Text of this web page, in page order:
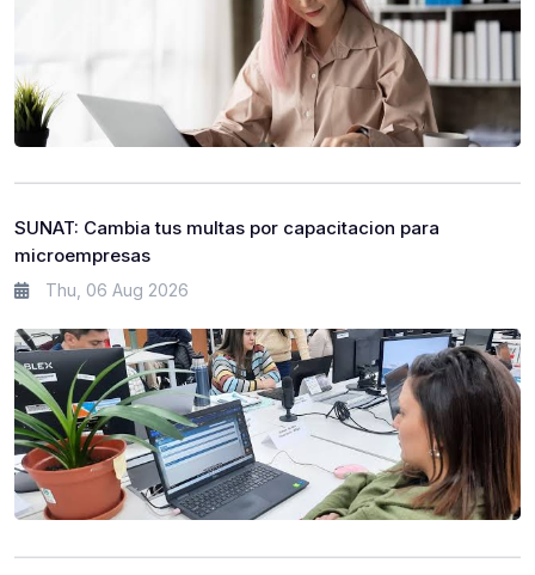
SUNAT: Cambia tus multas por capacitacion para
microempresas
Thu, 06 Aug 2026